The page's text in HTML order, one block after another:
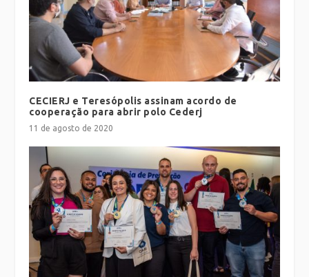
CECIERJ e Teresópolis assinam acordo de
cooperação para abrir polo Cederj
11 de agosto de 2020